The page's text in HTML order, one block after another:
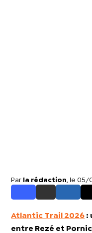
Par la rédaction , le
Atlantic Trail 2026 :
entre Rezé et Pornic